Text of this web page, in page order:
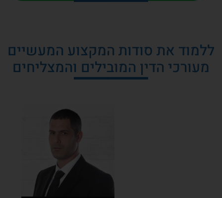
ללמוד את סודות המקצוע המעשיים
מעורכי הדין המובילים והמצליחים